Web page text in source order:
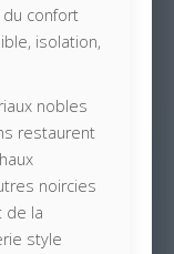
confort
isolation,
nobles
restaurent
noircies
de la
style